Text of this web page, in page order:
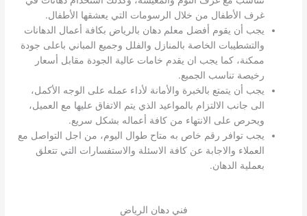
غرف الأطفال من خلال الرسومات التي يعشقها الأطفال.
يجب أن يقوم أفضل معلم دهان بالرياض بكافة أعمال الدهانات
والتشطيبات الخاصة بالمنازل والفلل وجميع المباني باعلى جودة
ممكنة، كما يجب ان يقدم خامات عالية الجودة مقابل أسعار
رخيصة تناسب الجميع.
يجب أن يتمتع بالخبرة والأمانة لأداء عمله على الوجه الأكمل،
الى جانب الالتزام بالمواعيد الذي يتم الاتفاق عليها مع العميل،
ويحرص على الانتهاء من كافة أعماله بشكل سريع.
يجب توافر رقم خاص به متاح طوال اليوم، من اجل التواصل مع
العملاء والاجابة عن كافة الاسئلة والاستفسارات التي تتعلق
بعملية الدهان.
فني دهان الرياض